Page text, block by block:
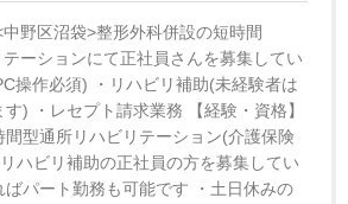
中野区沼袋>整形外科併設の短時間
ーションにて正社員さんを募集してい
操作必須) ・リハビリ補助(未経験者は
) ・レセプト請求業務 【経験・資格】
型通所リハビリテーション(介護保険
ハビリ補助の正社員の方を募集してい
ばパート勤務も可能です ・土日休みの